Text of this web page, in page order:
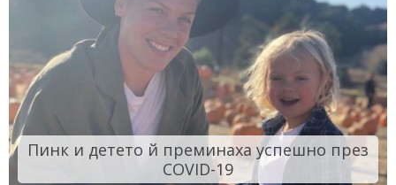
Пинк и детето й преминаха успешно през
COVID-19